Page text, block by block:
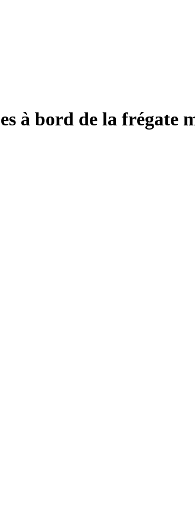
à bord de la